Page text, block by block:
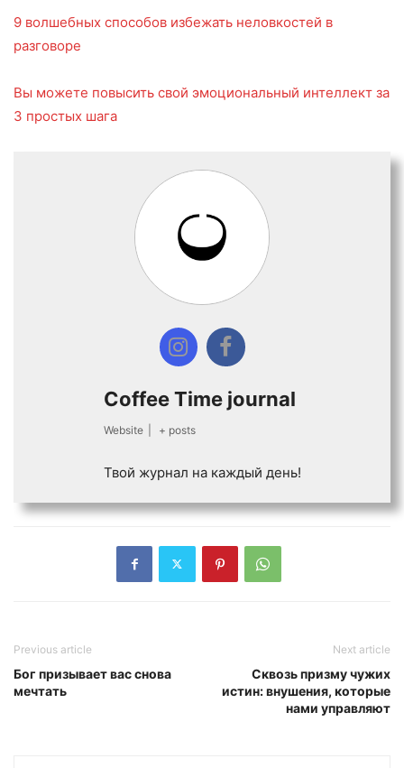
9 волшебных способов избежать неловкостей в
разговоре
Вы можете повысить свой эмоциональный интеллект за
3 простых шага
Coffee Time journal
Website + posts
Твой журнал на каждый день!
Previous article
Бог призывает вас снова
мечтать
Next article
Сквозь призму чужих
истин: внушения, которые
нами управляют